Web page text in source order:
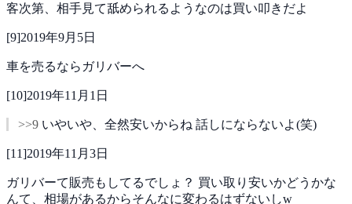
客次第、相手見て舐められるようなのは買い叩きだよ
[9]2019年9月5日
車を売るならガリバーへ
[10]2019年11月1日
>>9 いやいや、全然安いからね 話しにならないよ(笑)
[11]2019年11月3日
ガリバーて販売もしてるでしょ？ 買い取り安いかどうかな
んて、相場があるからそんなに変わるはずないしw